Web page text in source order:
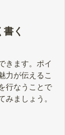
く
きます。ポイ
力が伝えるこ
行なうことで
みましょう。